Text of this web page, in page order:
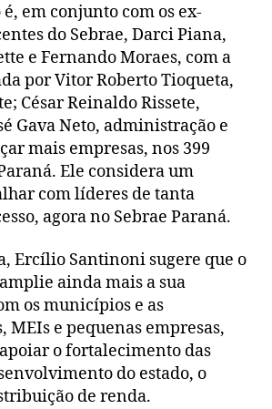
em conjunto com os ex-
do Sebrae, Darci Piana,
e Fernando Moraes, com a
por Vitor Roberto Tioqueta,
César Reinaldo Rissete,
Gava Neto, administração e
mais empresas, nos 399
Ele considera um
com líderes de tanta
agora no Sebrae Paraná.
Ercílio Santinoni sugere que o
ainda mais a sua
os municípios e as
MEIs e pequenas empresas,
o fortalecimento das
do estado, o
de renda.